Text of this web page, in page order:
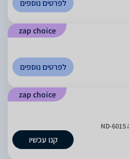
לפרטים נוספים
zap choice
לפרטים נוספים
zap choice
קנו עכשיו